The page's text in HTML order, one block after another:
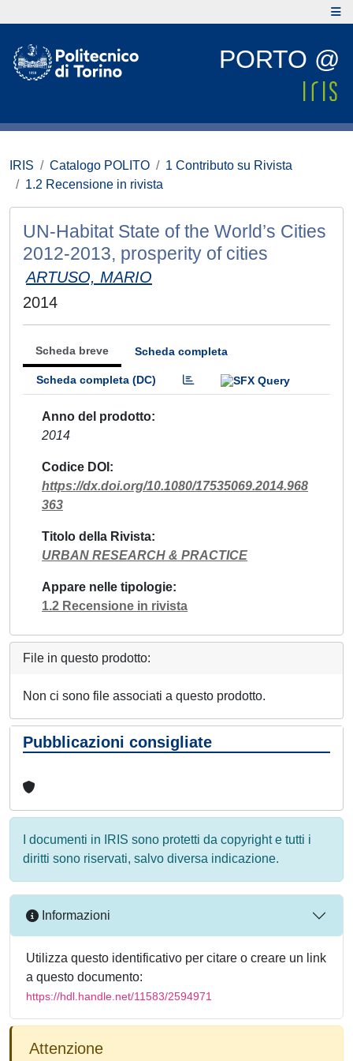
PORTO @
IRIS Catalogo POLITO
1 Contributo su Rivista
1.2 Recensione in rivista
UN-Habitat State of the World’s Cities
2012-2013, prosperity of cities
ARTUSO, MARIO
2014
Scheda breve Scheda completa
Scheda completa (DC)
Anno del prodotto
2014
Codice DOI
https://dx.doi.org/10.1080/17535069.2014.968
363
Titolo della Rivista
URBAN RESEARCH & PRACTICE
Appare nelle tipologie
1.2 Recensione in rivista
File in questo prodotto:
Non ci sono file associati a questo prodotto.
Pubblicazioni consigliate
I documenti in IRIS sono protetti da copyright e tutti i
diritti sono riservati, salvo diversa indicazione.
Informazioni
Utilizza questo identificativo per citare o creare un link
a questo documento:
https://hdl.handle.net/11583/2594971
Attenzione